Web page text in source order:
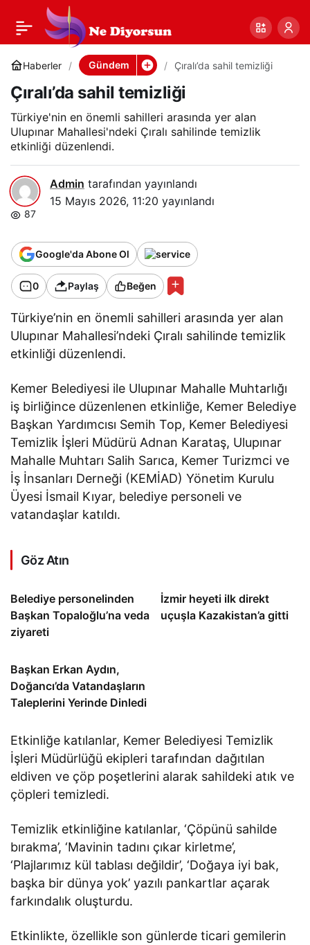
Haberler Gündem Çıralı’da sahil temizliği
Çıralı’da sahil temizliği
Türkiye'nin en önemli sahilleri arasında yer alan
Ulupınar Mahallesi'ndeki Çıralı sahilinde temizlik
etkinliği düzenlendi.
Admin tarafından yayınlandı
15 Mayıs 2026, 11:20 yayınlandı
87
Google'da Abone Ol
0 Paylaş Beğen
Türkiye’nin en önemli sahilleri arasında yer alan
Ulupınar Mahallesi’ndeki Çıralı sahilinde temizlik
etkinliği düzenlendi.
Kemer Belediyesi ile Ulupınar Mahalle Muhtarlığı
iş birliğince düzenlenen etkinliğe, Kemer Belediye
Başkan Yardımcısı Semih Top, Kemer Belediyesi
Temizlik İşleri Müdürü Adnan Karataş, Ulupınar
Mahalle Muhtarı Salih Sarıca, Kemer Turizmci ve
İş İnsanları Derneği (KEMİAD) Yönetim Kurulu
Üyesi İsmail Kıyar, belediye personeli ve
vatandaşlar katıldı.
Göz Atın
Belediye personelinden
Başkan Topaloğlu’na veda
ziyareti
İzmir heyeti ilk direkt
uçuşla Kazakistan’a gitti
Başkan Erkan Aydın,
Doğancı’da Vatandaşların
Taleplerini Yerinde Dinledi
Etkinliğe katılanlar, Kemer Belediyesi Temizlik
İşleri Müdürlüğü ekipleri tarafından dağıtılan
eldiven ve çöp poşetlerini alarak sahildeki atık ve
çöpleri temizledi.
Temizlik etkinliğine katılanlar, ‘Çöpünü sahilde
bırakma’, ‘Mavinin tadını çıkar kirletme’,
‘Plajlarımız kül tablası değildir’, ‘Doğaya iyi bak,
başka bir dünya yok’ yazılı pankartlar açarak
farkındalık oluşturdu.
Etkinlikte, özellikle son günlerde ticari gemilerin
Çıralı’da sahil temizliği Paylaş